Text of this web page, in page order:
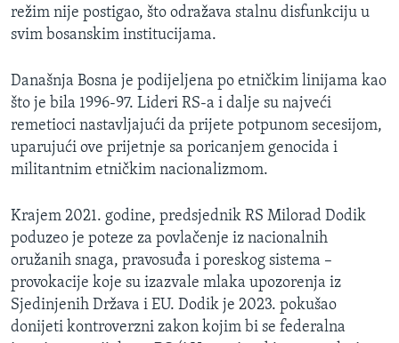
režim nije postigao, što odražava stalnu disfunkciju u
svim bosanskim institucijama.
Današnja Bosna je podijeljena po etničkim linijama kao
što je bila 1996-97. Lideri RS-a i dalje su najveći
remetioci nastavljajući da prijete potpunom secesijom,
uparujući ove prijetnje sa poricanjem genocida i
militantnim etničkim nacionalizmom.
Krajem 2021. godine, predsjednik RS Milorad Dodik
poduzeo je poteze za povlačenje iz nacionalnih
oružanih snaga, pravosuđa i poreskog sistema –
provokacije koje su izazvale mlaka upozorenja iz
Sjedinjenih Država i EU. Dodik je 2023. pokušao
donijeti kontroverzni zakon kojim bi se federalna